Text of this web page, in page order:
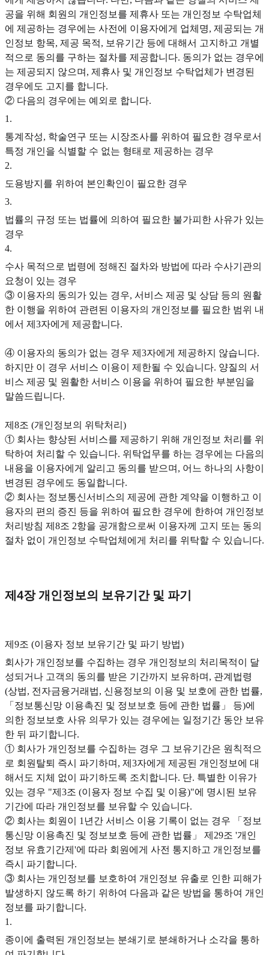
공을 위해 회원의 개인정보를 제휴사 또는 개인정보 수탁업체
에 제공하는 경우에는 사전에 이용자에게 업체명, 제공되는 개
인정보 항목, 제공 목적, 보유기간 등에 대해서 고지하고 개별
적으로 동의를 구하는 절차를 제공합니다. 동의가 없는 경우에
는 제공되지 않으며, 제휴사 및 개인정보 수탁업체가 변경된
경우에도 고지를 합니다.
② 다음의 경우에는 예외로 합니다.
1 .
통계작성, 학술연구 또는 시장조사를 위하여 필요한 경우로서
특정 개인을 식별할 수 없는 형태로 제공하는 경우
2.
도용방지를 위하여 본인확인이 필요한 경우
3.
법률의 규정 또는 법률에 의하여 필요한 불가피한 사유가 있는
경우
4.
수사 목적으로 법령에 정해진 절차와 방법에 따라 수사기관의
요청이 있는 경우
③ 이용자의 동의가 있는 경우, 서비스 제공 및 상담 등의 원활
한 이행을 위하여 관련된 이용자의 개인정보를 필요한 범위 내
에서 제3자에게 제공합니다.
④ 이용자의 동의가 없는 경우 제3자에게 제공하지 않습니다.
하지만 이 경우 서비스 이용이 제한될 수 있습니다. 양질의 서
비스 제공 및 원활한 서비스 이용을 위하여 필요한 부분임을
말씀드립니다.‍
제8조 (개인정보의 위탁처리)
① 회사는 향상된 서비스를 제공하기 위해 개인정보 처리를 위
탁하여 처리할 수 있습니다. 위탁업무를 하는 경우에는 다음의
내용을 이용자에게 알리고 동의를 받으며, 어느 하나의 사항이
변경된 경우에도 동일합니다.
② 회사는 정보통신서비스의 제공에 관한 계약을 이행하고 이
용자의 편의 증진 등을 위하여 필요한 경우에 한하여 개인정보
처리방침 제8조 2항을 공개함으로써 이용자께 고지 또는 동의
절차 없이 개인정보 수탁업체에게 처리를 위탁할 수 있습니다.
제4장 개인정보의 보유기간 및 파기
제9조 (이용자 정보 보유기간 및 파기 방법)‍
회사가 개인정보를 수집하는 경우 개인정보의 처리목적이 달
성되거나 고객의 동의를 받은 기간까지 보유하며, 관계법령
(상법, 전자금융거래법, 신용정보의 이용 및 보호에 관한 법률,
「정보통신망 이용촉진 및 정보보호 등에 관한 법률」 등)에
의한 정보보호 사유 의무가 있는 경우에는 일정기간 동안 보유
한 뒤 파기합니다.
① 회사가 개인정보를 수집하는 경우 그 보유기간은 원칙적으
로 회원탈퇴 즉시 파기하며, 제3자에게 제공된 개인정보에 대
해서도 지체 없이 파기하도록 조치합니다. 단. 특별한 이유가
있는 경우 "제3조 (이용자 정보 수집 및 이용)"에 명시된 보유
기간에 따라 개인정보를 보유할 수 있습니다.
② 회사는 회원이 1년간 서비스 이용 기록이 없는 경우 「정보
통신망 이용촉진 및 정보보호 등에 관한 법률」 제29조 '개인
정보 유효기간제'에 따라 회원에게 사전 통지하고 개인정보를
즉시 파기합니다.
③ 회사는 개인정보를 보호하여 개인정보 유출로 인한 피해가
발생하지 않도록 하기 위하여 다음과 같은 방법을 통하여 개인
정보를 파기합니다.
1 .
종이에 출력된 개인정보는 분쇄기로 분쇄하거나 소각을 통하